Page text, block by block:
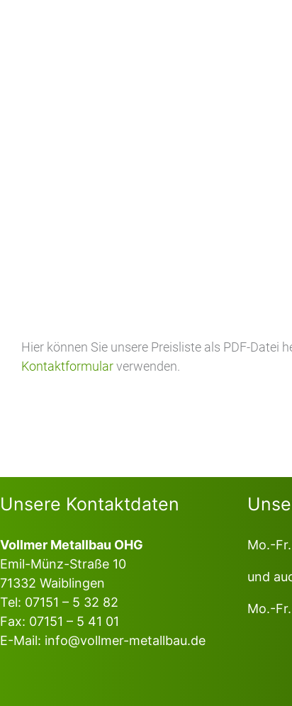
Hier können Sie unsere Preisliste als PDF-Datei
Kontaktformularverwenden.
Unsere Kontaktdaten
Vollmer Metallbau OHG
Emil-Münz-Straße 10
71332 Waiblingen
Tel: 07151 – 5 32 82
Fax: 07151 – 5 41 01
E-Mail: info@vollmer-metallbau.de
Mo.-
und
Mo.-